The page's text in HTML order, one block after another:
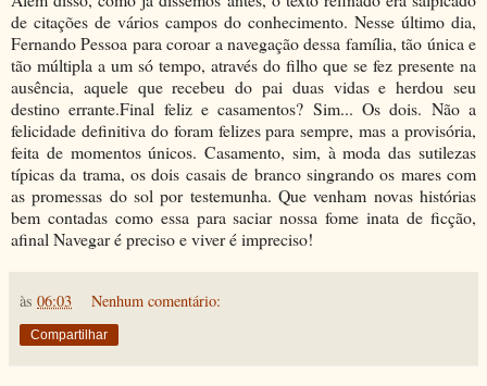
de citações de vários campos do conhecimento. Nesse último dia,
Fernando Pessoa para coroar a navegação dessa família, tão única e
tão múltipla a um só tempo, através do filho que se fez presente na
ausência, aquele que recebeu do pai duas vidas e herdou seu
destino errante.Final feliz e casamentos? Sim... Os dois. Não a
felicidade definitiva do foram felizes para sempre, mas a provisória,
feita de momentos únicos. Casamento, sim, à moda das sutilezas
típicas da trama, os dois casais de branco singrando os mares com
as promessas do sol por testemunha. Que venham novas histórias
bem contadas como essa para saciar nossa fome inata de ficção,
afinal Navegar é preciso e viver é impreciso!
às 06:03 Nenhum comentário:
Compartilhar